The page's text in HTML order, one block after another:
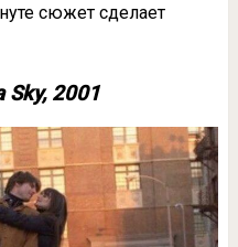
сюжет сделает
Sky, 2001